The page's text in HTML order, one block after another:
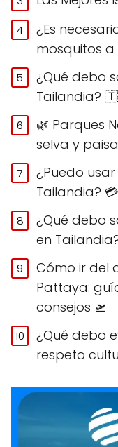
¿Es
mosquitos a
¿Qué debo
Tailandia?
🌿 Parques
selva y
¿Puedo
Tailandia? 💳
¿Qué debo
en
Cómo ir del
Pattaya:
consejos 🛫
¿Qué debo
respeto